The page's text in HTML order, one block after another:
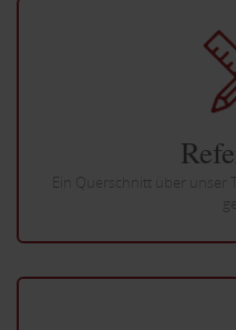
Ein Querschnitt über unser